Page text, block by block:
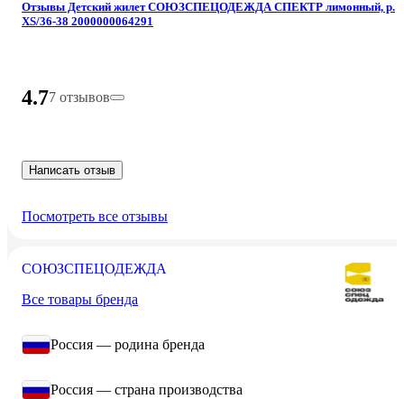
Отзывы Детский жилет СОЮЗСПЕЦОДЕЖДА СПЕКТР лимонный, р.
XS/36-38 2000000064291
4.77 отзывов
Написать отзыв
Посмотреть все отзывы
СОЮЗСПЕЦОДЕЖДА
Все товары бренда
Россия — родина бренда
Россия — страна производства